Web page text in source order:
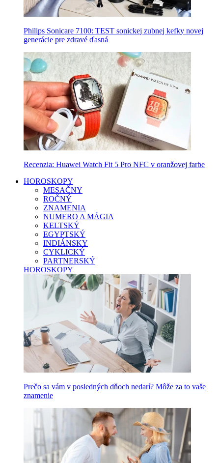
Philips Sonicare 7100: TEST sonickej zubnej kefky novej
generácie pre zdravé ďasná
Recenzia: Huawei Watch Fit 5 Pro NFC v oranžovej farbe
HOROSKOPY
MESAČNY
ROČNÝ
ZNAMENIA
NUMERO A MÁGIA
KELTSKÝ
EGYPTSKÝ
INDIÁNSKY
CYKLICKÝ
PARTNERSKÝ
HOROSKOPY
Prečo sa vám v posledných dňoch nedarí? Môže za to vaše
znamenie